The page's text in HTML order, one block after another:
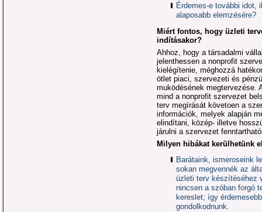
Érdemes-e további idot,
alaposabb elemzésére?
Miért fontos, hogy üzleti
indításakor?
Ahhoz, hogy a társadalmi
jelenthessen a nonprofit
kielégítenie, méghozzá
ötlet piaci, szervezeti és
muködésének megtervezése.
mind a nonprofit szervezet
terv megírását követoen a
információk, melyek alapján
elindítani, közép- illetve
járulni a szervezet
Milyen hibákat kerülhetünk
Barátaink, ismeroseink
sokan megvennék az
üzleti terv készítéséhez
nincsen a szóban forgó
kereslet; így
gondolkodnunk.